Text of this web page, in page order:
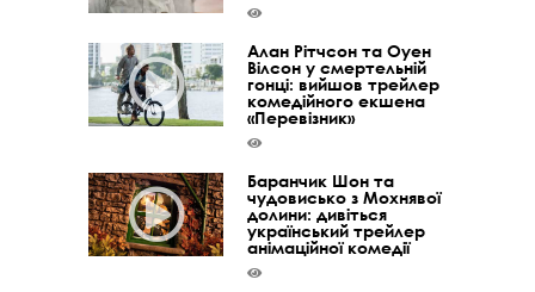
Алан Рітчсон та Оуен
Вілсон у смертельній
гонці: вийшов трейлер
комедійного екшена
«Перевізник»
Баранчик Шон та
чудовисько з Мохнявої
долини: дивіться
український трейлер
анімаційної комедії